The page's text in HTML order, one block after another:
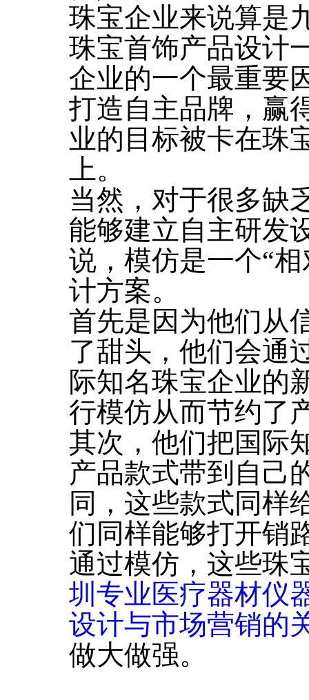
珠宝企业来说算是
珠宝首饰产品设计
企业的一个最重要
打造自主品牌，赢
业的目标被卡在珠
上。
当然，对于很多缺
能够建立自主研发
说，模仿是一个“
计方案。
首先是因为他们从
了甜头，他们会通
际知名珠宝企业的
行模仿从而节约了
其次，他们把国际
产品款式带到自己
同，这些款式同样
们同样能够打开销
通过模仿，这些珠
圳专业医疗器材仪
设计与市场营销的
做大做强。